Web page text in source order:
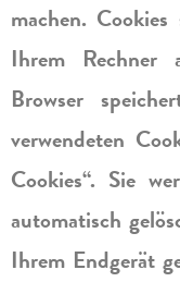
machen.
Ihrem
Browser
verwendeten
Cookies“. Sie
automatisch
Ihrem Endgerät